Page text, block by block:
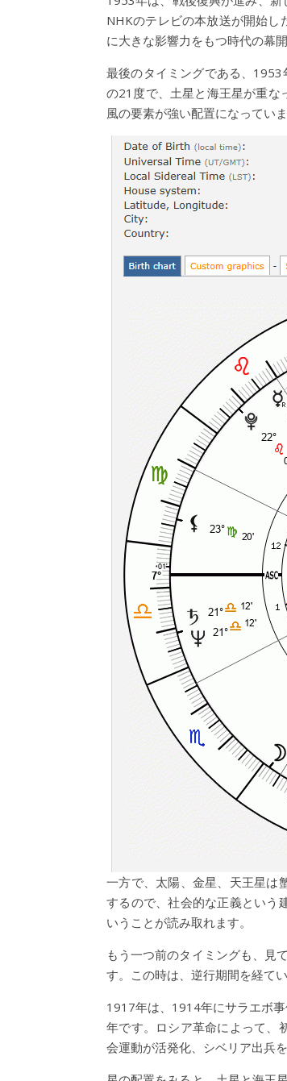
NHKのテレビの本放送が開始し
に大きな影響力をもつ時代の幕
最後のタイミングである、
の21度で、土星と海王星が重な
風の要素が強い配置になっていま
一方で、太陽、金星、天王星は
するので、社会的な正義という
いうことが読み取れます。
もう一つ前のタイミングも、見
す。この時は、逆行期間を経て
1917年は、1914年にサラエボ
年です。ロシア革命によって、
会運動が活発化、シベリア出兵